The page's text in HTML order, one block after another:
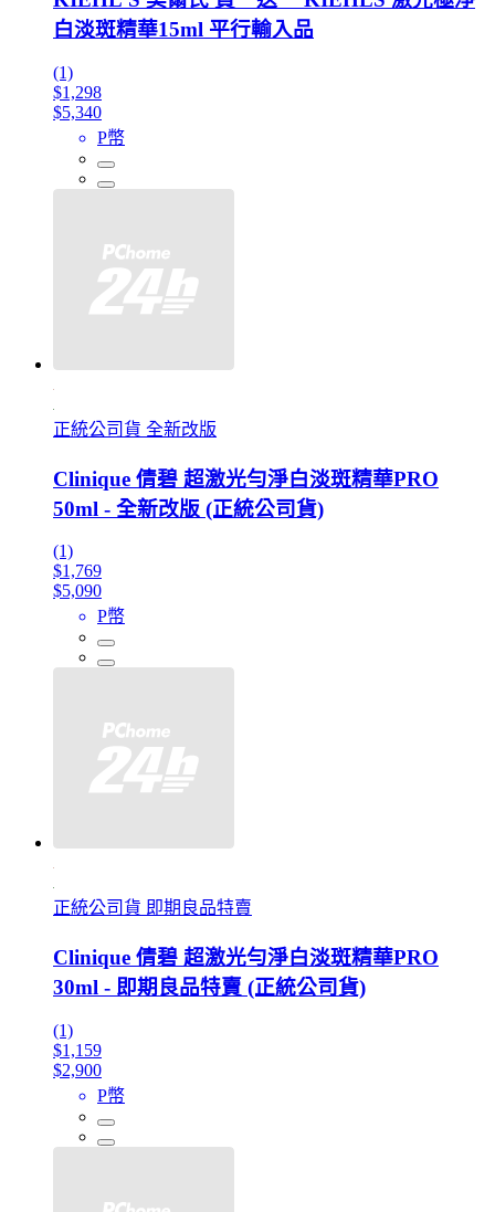
白淡斑精華15ml 平行輸入品
(1)
$1,298
$5,340
P幣
正統公司貨 全新改版
Clinique 倩碧 超激光勻淨白淡斑精華PRO
50ml - 全新改版 (正統公司貨)
(1)
$1,769
$5,090
P幣
正統公司貨 即期良品特賣
Clinique 倩碧 超激光勻淨白淡斑精華PRO
30ml - 即期良品特賣 (正統公司貨)
(1)
$1,159
$2,900
P幣